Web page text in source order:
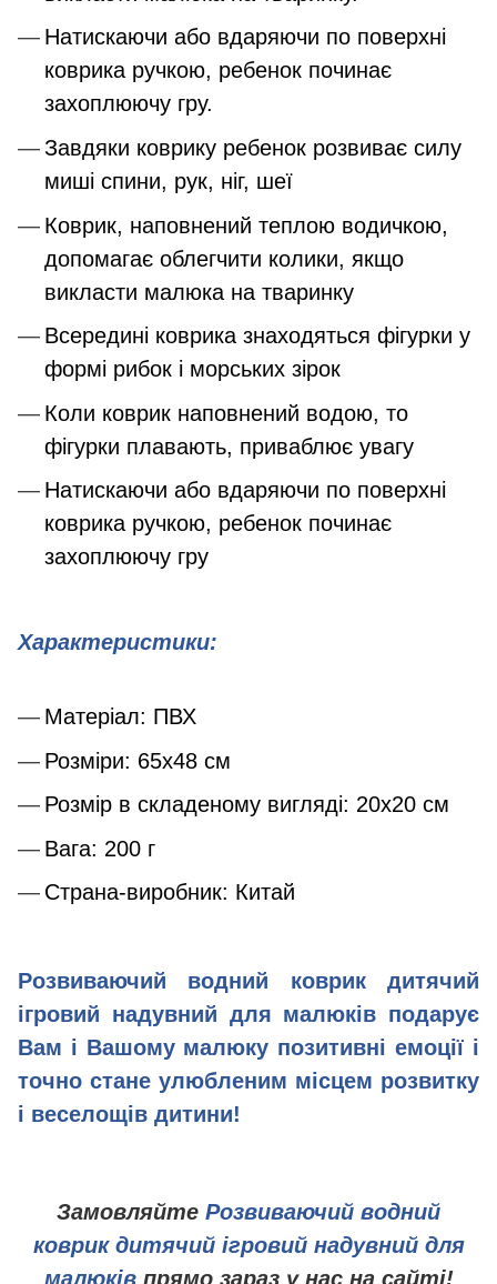
Натискаючи або вдаряючи по поверхні
коврика ручкою, ребенок починає
захоплюючу гру.
Завдяки коврику ребенок розвиває силу
миші спини, рук, ніг, шеї
Коврик, наповнений теплою водичкою,
допомагає облегчити колики, якщо
викласти малюка на тваринку
Всередині коврика знаходяться фігурки у
формі рибок і морських зірок
Коли коврик наповнений водою, то
фігурки плавають, приваблює увагу
Натискаючи або вдаряючи по поверхні
коврика ручкою, ребенок починає
захоплюючу гру
Характеристики:
Матеріал: ПВХ
Розміри: 65х48 см
Розмір в складеному вигляді: 20х20 см
Вага: 200 г
Страна-виробник: Китай
Розвиваючий водний коврик дитячий
ігровий надувний для малюків подарує
Вам і Вашому малюку позитивні емоції і
точно стане улюбленим місцем розвитку
і веселощів дитини!
Замовляйте Розвиваючий водний
коврик дитячий ігровий надувний для
малюків прямо зараз у нас на сайті!